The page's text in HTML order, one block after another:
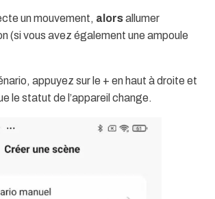
un mouvement, alorsallumer
(si vous avez également une ampoule
appuyez sur le + en haut à droite et
le statut de l’appareil change.